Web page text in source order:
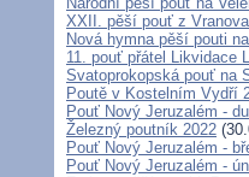
XXII. pěší pouť z
Nová hymna pěší pouti
11. pouť přátel Likvidace
Svatoprokopská pouť na
Poutě v Kostelním Vydří
Pouť Nový Jeruzalém -
Železný poutník 2022
Pouť Nový Jeruzalém -
Pouť Nový Jeruzalém -